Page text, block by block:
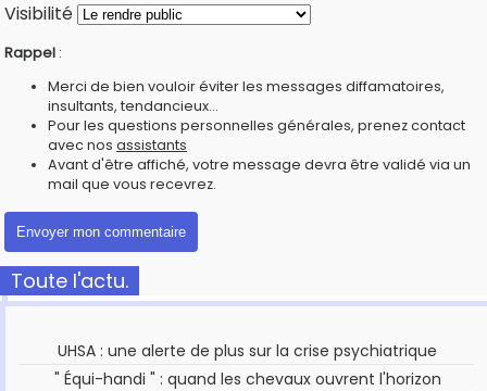
Visibilité
Rappel :
Merci de bien vouloir éviter les messages diffamatoires,
insultants, tendancieux...
Pour les questions personnelles générales, prenez contact
avec nos assistants
Avant d'être affiché, votre message devra être validé via un
mail que vous recevrez.
Toute l'actu.
UHSA : une alerte de plus sur la crise psychiatrique
" Équi-handi " : quand les chevaux ouvrent l'horizon